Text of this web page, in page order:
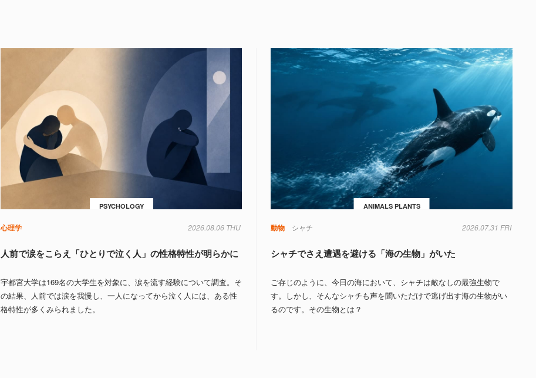
PSYCHOLOGY
心理学 2026.08.06 THU
人前で涙をこらえ「ひとりで泣く人」の性格特性が明らかに
宇都宮大学は169名の大学生を対象に、涙を流す経験について調査。そ
の結果、人前では涙を我慢し、一人になってから泣く人には、ある性
格特性が多くみられました。
ANIMALS PLANTS
動物 シャチ 2026.07.31 FRI
シャチでさえ遭遇を避ける「海の生物」がいた
ご存じのように、今日の海において、シャチは敵なしの最強生物で
す。しかし、そんなシャチも声を聞いただけで逃げ出す海の生物がい
るのです。その生物とは？